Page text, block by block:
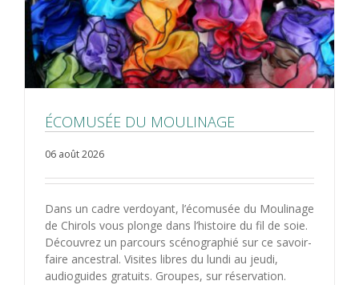
ÉCOMUSÉE DU MOULINAGE
06 août 2026
Dans un cadre verdoyant, l’écomusée du Moulinage
de Chirols vous plonge dans l’histoire du fil de soie.
Découvrez un parcours scénographié sur ce savoir-
faire ancestral. Visites libres du lundi au jeudi,
audioguides gratuits. Groupes, sur réservation.